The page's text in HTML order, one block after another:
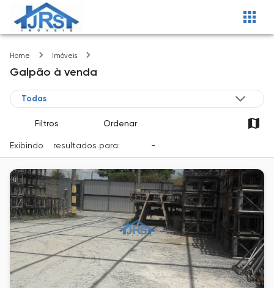
Home Imóveis
Galpão à venda
Filtros Ordenar
Exibindo resultados para: -